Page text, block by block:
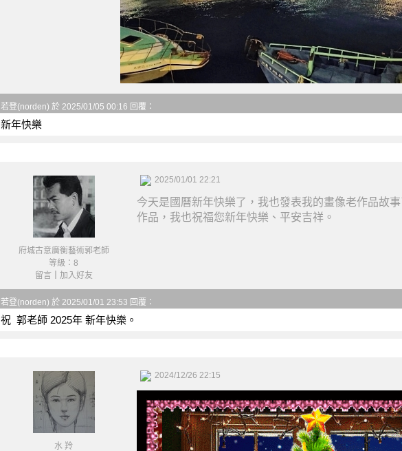
若登(norden) 於 2025/01/05 00:16 回覆：
新年快樂
府城古意廣衡藝術郭老師
等級：8
留言｜ 加入好友
2025/01/01 22:21
今天是國曆新年快樂了，我也發表我的畫像老作品故
作品，我也祝福您新年快樂、平安吉祥 。
若登(norden) 於 2025/01/01 23:53 回覆：
祝 郭老師 2025年 新年快樂。
水 羚
2024/12/26 22:15